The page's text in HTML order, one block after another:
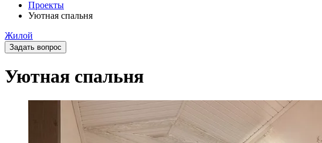
Проекты
Уютная спальня
Жилой
Задать вопрос
Уютная спальня